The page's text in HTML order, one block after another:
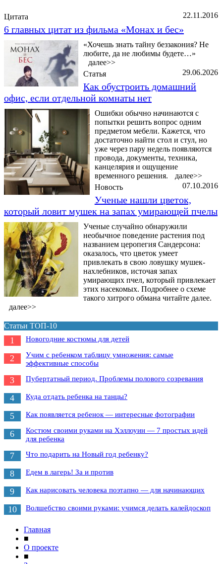
22.11.2016
Цитата
6 главных цитат из фильма «Монах и бес»
«Хочешь знать тайну беззакония? Не
любите, да не любимы будете…»
далее>>
29.06.2026
Статья
Как обустроить домашний
офис, если отдельной комнаты нет
Ошибки обычно начинаются с
попытки решить вопрос одним
предметом мебели. Кажется, что
достаточно найти стол и стул, но
уже через пару недель появляются
провода, документы, техника,
канцелярия и ощущение
временного решения.
далее>>
07.10.2016
Новость
Ученые нашли цветок,
который ловит мушек на запах умирающей пчелы
Ученые случайно обнаружили
необычное поведение растения под
названием церопегия Сандерсона:
оказалось, что цветок умеет
привлекать в свою ловушку мушек-
нахлебников, источая запах
умирающих пчел, который привлекает
этих насекомых. Подробнее о схеме
такого хитрого обмана читайте далее.
далее>>
Статьи ТОП-10
1 Новогодние костюмы для детей
2
Учим с ребенком таблицу умножения: самые
эффективные способы
3 Пубертатный период. Проблемы полового созревания
4 Куда отдать ребенка на танцы?
5 Как появляется ребенок — интересные фотографии
6
Костюм своими руками на Хэллоуин — 7 простых идей
для ребенка
7 Что подарить на Новый год ребенку?
8 Едем в лагерь! За и против
9 Как нарисовать человека поэтапно — для начинающих
10 Волшебство своими руками: учимся делать калейдоскоп
Главная
■
О проекте
■